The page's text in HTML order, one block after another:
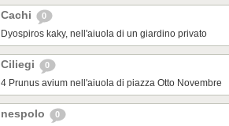
Cachi 0
Dyospiros kaky, nell'aiuola di un giardino privato
Ciliegi 0
4 Prunus avium nell'aiuola di piazza Otto Novembre
nespolo 0